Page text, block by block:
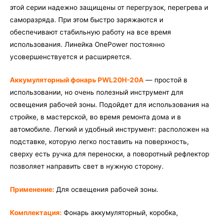
этой серии надежно защищены от перегрузок, перегрева и
саморазряда. При этом быстро заряжаются и
обеспечивают стабильную работу на все время
использования. Линейка OnePower постоянно
усовершенствуется и расширяется.
Аккумуляторный фонарь PWL20H-20A — простой в
использовании, но очень полезный инструмент для
освещения рабочей зоны. Подойдет для использования на
стройке, в мастерской, во время ремонта дома и в
автомобиле. Легкий и удобный инструмент: расположен на
подставке, которую легко поставить на поверхность,
сверху есть ручка для переноски, а поворотный рефлектор
позволяет направить свет в нужную сторону.
Применение: Для освещения рабочей зоны.
Комплектация: Фонарь аккумуляторный, коробка,